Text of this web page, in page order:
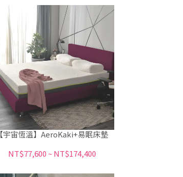
【宇宙恆溫】AeroKaki+易眠床墊
NT$77,600 ~NT$174,400